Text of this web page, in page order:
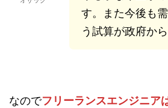
す。また今後も
う試算が政府か
なのでフリーランスエンジニア